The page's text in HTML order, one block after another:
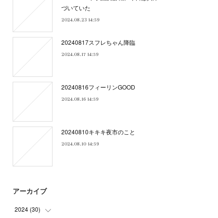
づいていた
2024.08.23 14:59
20240817スフレちゃん降臨
2024.08.17 14:59
20240816フィーリンGOOD
2024.08.16 14:59
20240810キキキ夜市のこと
2024.08.10 14:59
アーカイブ
2024 (30)